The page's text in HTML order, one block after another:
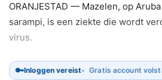
ORANJESTAD — Mazelen, op
sarampi, is een ziekte die wordt
virus.
🔑Inloggen vereist Gratis account